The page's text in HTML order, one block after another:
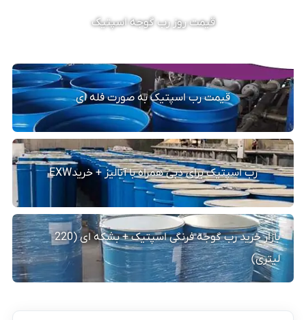
قیمت روز رب گوجه اسپتیک
قیمت رب اسپتیک به صورت فله ای
رب اسپتیک برای دبی همراه با آنالیز + خریدEXW
بازار خرید رب گوجه فرنگی اسپتیک + بشکه ای (220
لیتری)